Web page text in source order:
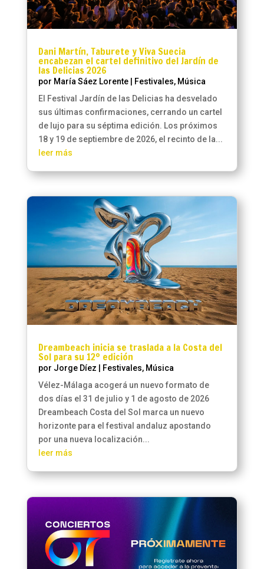
Dani Martín, Taburete y Viva Suecia
encabezan el cartel definitivo del Jardín de
las Delicias 2026
por María Sáez Lorente| Festivales, Música
El Festival Jardín de las Delicias ha desvelado
sus últimas confirmaciones, cerrando un cartel
de lujo para su séptima edición. Los próximos
18 y 19 de septiembre de 2026, el recinto de la...
leer más
Dreambeach inicia se traslada a la Costa del
Sol para su 12º edición
por Jorge Díez Festivales, Música
Vélez-Málaga acogerá un nuevo formato de
dos días el 31 de julio y 1 de agosto de 2026
Dreambeach Costa del Sol marca un nuevo
horizonte para el festival andaluz apostando
por una nueva localización...
leer más